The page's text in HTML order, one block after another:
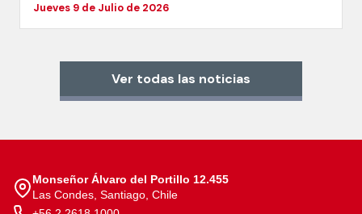
Jueves 9 de Julio de 2026
Ver todas las noticias
Monseñor Álvaro del Portillo 12.455
Las Condes, Santiago, Chile